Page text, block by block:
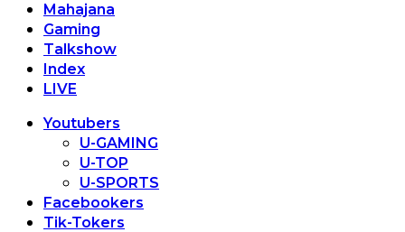
Mahajana
Gaming
Talkshow
Index
LIVE
Youtubers
U-GAMING
U-TOP
U-SPORTS
Facebookers
Tik-Tokers